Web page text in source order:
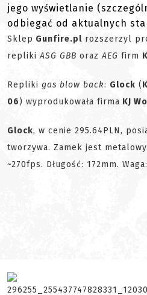
jego wyświetlanie
odbiegać od aktualnych
Sklep Gunfire.pl rozszerzyl
repliki ASG GBB oraz AEG firm
Repliki gas blow back: Glock (
06) wyprodukowała firma KJ
Glock, w cenie 295.64PLN,
tworzywa. Zamek jest
~270fps. Długość: 172mm.